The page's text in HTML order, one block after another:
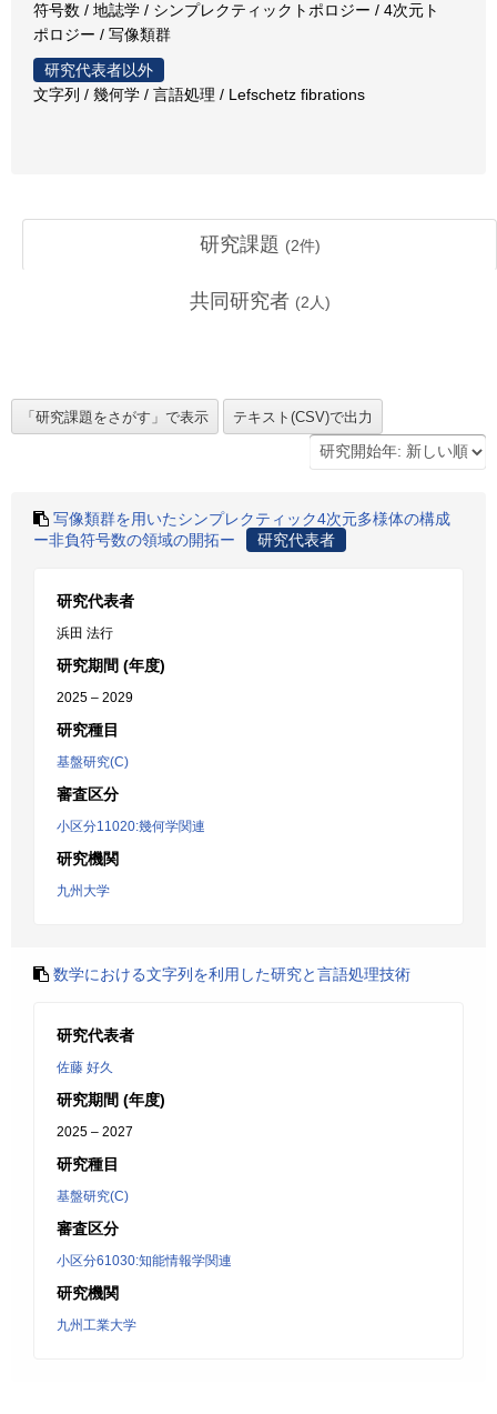
符号数 / 地誌学 / シンプレクティックトポロジー / 4次元ト
ポロジー / 写像類群
研究代表者以外
文字列 / 幾何学 / 言語処理 / Lefschetz fibrations
研究課題 (2件)
共同研究者 (2 人)
写像類群を用いたシンプレクティック4次元多様体の構成
ー非負符号数の領域の開拓ー
研究代表者
研究代表者
浜田 法行
研究期間 (年度)
2025 – 2029
研究種目
基盤研究(C)
審査区分
小区分11020:幾何学関連
研究機関
九州大学
数学における文字列を利用した研究と言語処理技術
研究代表者
佐藤 好久
研究期間 (年度)
2025 – 2027
研究種目
基盤研究(C)
審査区分
小区分61030:知能情報学関連
研究機関
九州工業大学